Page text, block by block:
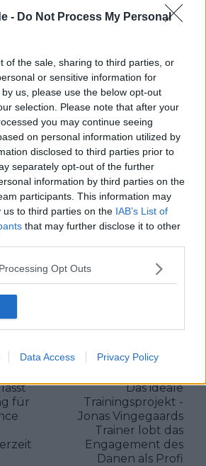
- Do Not Process My Personal
of the sale, sharing to third parties, or
or sensitive information for
us, please use the below opt-out
selection. Please note that after your
you may continue seeing
on personal information utilized by
disclosed to third parties prior to
separately opt-out of the further
information by third parties on the
participants. This information may
us to third parties on the IAB’s List of
that may further disclose it to other
Opt Outs
Data Access Privacy Policy
Gefühl begleitet mich bis heute –
meiner Arbeit. Ich bin
der Plattform:
Qualitätsstandards, Faktenprüfung
Aktualisierung von Inhalten, sobald
vorliegen. Neben der
schreibe und editiere ich selbst
Wert auf klare Einordnung, präzise
Analysen.
mehr als Leidenschaft. Er ist ein
der Kontext, Genauigkeit und
– genau diesen Anspruch
täglichen Berichterstattung.
ansehen
für
Das ideale
Trainingsprojekt -
Jonas Vingegaards
Trainer lobt das
Engagement des
Dänen als Profi